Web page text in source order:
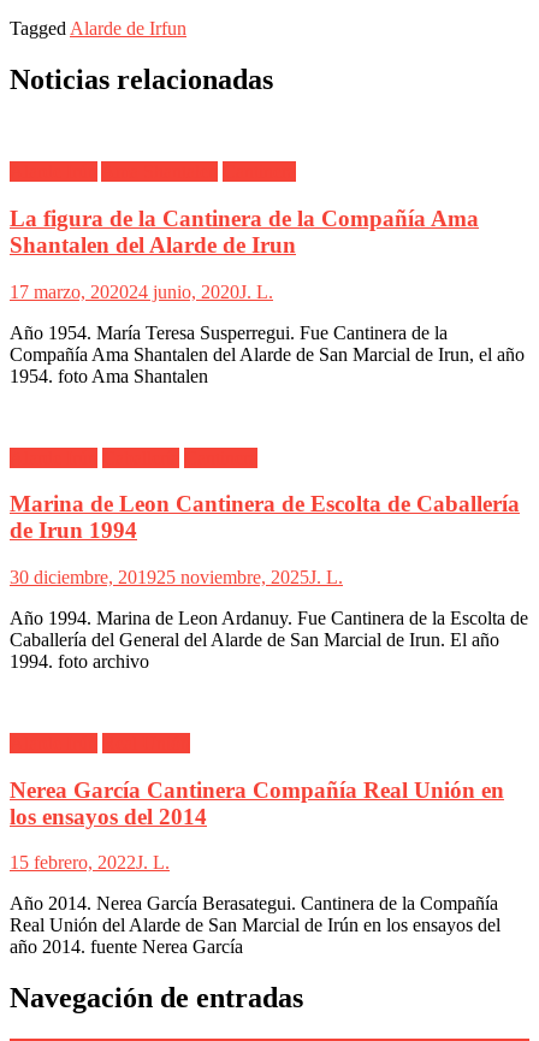
Tagged Alarde de Irfun
Noticias relacionadas
La figura de la Cantinera de la Compañía Ama
Shantalen del Alarde de Irun
17 marzo, 202024 junio, 2020J. L.
Año 1954. María Teresa Susperregui. Fue Cantinera de la
Compañía Ama Shantalen del Alarde de San Marcial de Irun, el año
1954. foto Ama Shantalen
Marina de Leon Cantinera de Escolta de Caballería
de Irun 1994
30 diciembre, 201925 noviembre, 2025J. L.
Año 1994. Marina de Leon Ardanuy. Fue Cantinera de la Escolta de
Caballería del General del Alarde de San Marcial de Irun. El año
1994. foto archivo
Nerea García Cantinera Compañía Real Unión en
los ensayos del 2014
15 febrero, 2022J. L.
Año 2014. Nerea García Berasategui. Cantinera de la Compañía
Real Unión del Alarde de San Marcial de Irún en los ensayos del
año 2014. fuente Nerea García
Navegación de entradas